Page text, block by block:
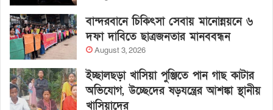
বান্দরবানে চিকিৎসা সেবায় মানোন্নয়নে ৬
দফা দাবিতে ছাত্রজনতার মানববন্ধন
August 3, 2026
ইচ্ছালছড়া খাসিয়া পুঞ্জিতে পান গাছ কাটার
অভিযোগ, উচ্ছেদের ষড়যন্ত্রের আশঙ্কা স্থানীয়
খাসিয়াদের